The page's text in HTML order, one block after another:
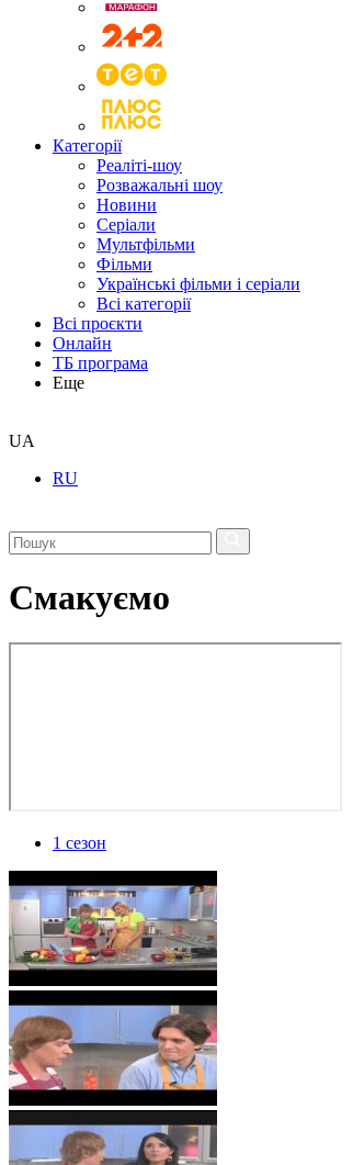
Категорії
Реаліті-шоу
Розважальні шоу
Новини
Серіали
Мультфільми
Фільми
Українські фільми і серіали
Всі категорії
Всі проєкти
Онлайн
ТБ програма
Еще
UA
RU
Смакуємо
1 сезон